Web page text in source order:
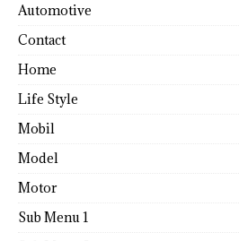
Automotive
Contact
Home
Life Style
Mobil
Model
Motor
Sub Menu 1